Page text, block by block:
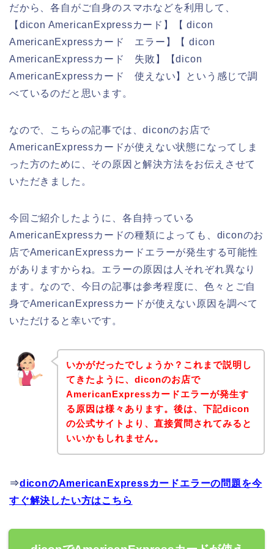
だから、各自がご自身のスマホなどを利用して、
【dicon AmericanExpressカード】【 dicon
AmericanExpressカード エラー】【 dicon
AmericanExpressカード 失敗】【dicon
AmericanExpressカード 使えない】という感じで調
べているのだと思います。
なので、こちらの記事では、diconのお店で
AmericanExpressカードが使えない状態になってしま
った方のために、その原因と解決方法をお伝えさせて
いただきました。
今回ご紹介したように、各自持っている
AmericanExpressカードの種類によっても、diconのお
店でAmericanExpressカードエラーが発生する可能性
がありますからね。エラーの原因は人それぞれ異なり
ます。なので、今日の記事は参考程度に、色々とご自
身でAmericanExpressカードが使えない原因を調べて
いただけると幸いです。
いかがだったでしょうか？これまで説明し
てきたように、diconのお店で
AmericanExpressカードエラーが発生す
る原因は様々あります。後は、下記dicon
の公式サイトより、直接質問されてみると
いいかもしれません。
⇒diconのAmericanExpressカードエラーの問題を今
すぐ解決したい方はこちら